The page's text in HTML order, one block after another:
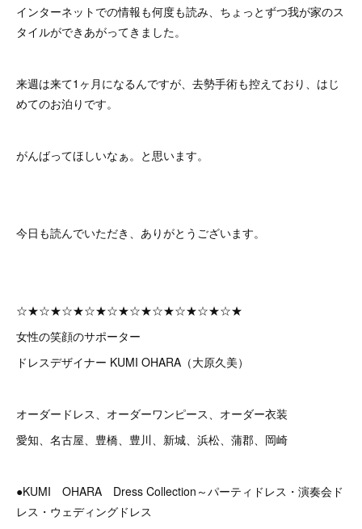
インターネットでの情報も何度も読み、ちょっとずつ我が家のス
タイルができあがってきました。
来週は来て1ヶ月になるんですが、去勢手術も控えており、はじ
めてのお泊りです。
がんばってほしいなぁ。と思います。
今日も読んでいただき、ありがとうございます。
☆★☆★☆★☆★☆★☆★☆★☆★☆★☆★
女性の笑顔のサポーター
ドレスデザイナー KUMI OHARA（大原久美）
オーダードレス、オーダーワンピース、オーダー衣装
愛知、名古屋、豊橋、豊川、新城、浜松、蒲郡、岡崎
●KUMI OHARA Dress Collection～パーティドレス・演奏会ド
レス・ウェディングドレス